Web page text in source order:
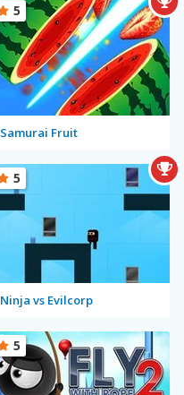
Samurai Fruit
5
Ninja vs Evilcorp
5
5